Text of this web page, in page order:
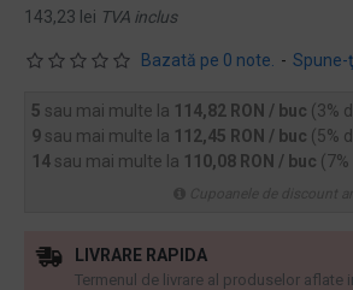
Bazată pe 0 note. - Spune-
143,23 lei TVA inclus
5 sau mai multe la 114,82 RON / buc (3%
9 sau mai multe la 112,45 RON / buc (5%
14 sau mai multe la 110,08 RON / buc
LIVRARE RAPIDA
Termenul de livrare al produselor aflate